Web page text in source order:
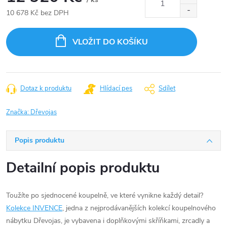
10 678 Kč bez DPH
cena:
VLOŽIT DO KOŠÍKU
Dotaz k produktu Hlídací pes Sdílet
Značka: Dřevojas
Popis produktu
Detailní popis produktu
Toužíte po sjednocené koupelně, ve které vynikne každý detail?
Kolekce INVENCE, jedna z nejprodávanějších kolekcí koupelnového
nábytku Dřevojas, je vybavena i doplňkovými skříňkami, zrcadly a